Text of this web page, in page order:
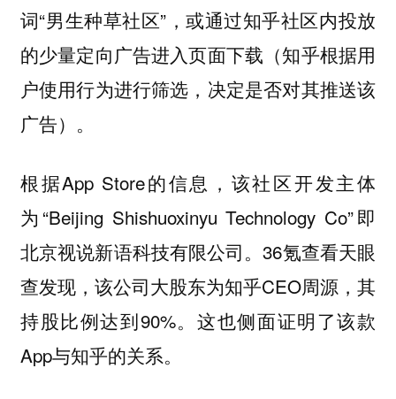
词“男生种草社区”，或通过知乎社区内投放
的少量定向广告进入页面下载（知乎根据用
户使用行为进行筛选，决定是否对其推送该
广告）。
根据App Store的信息，该社区开发主体
为“Beijing Shishuoxinyu Technology Co”即
北京视说新语科技有限公司。36氪查看天眼
查发现，该公司大股东为知乎CEO周源，其
持股比例达到90%。这也侧面证明了该款
App与知乎的关系。